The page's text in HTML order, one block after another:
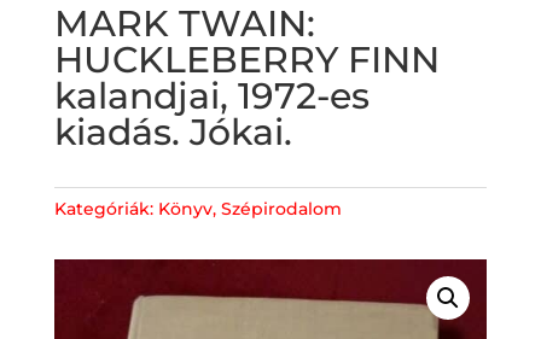
MARK TWAIN:
HUCKLEBERRY FINN
kalandjai, 1972-es
kiadás. Jókai.
Kategóriák: Könyv, Szépirodalom